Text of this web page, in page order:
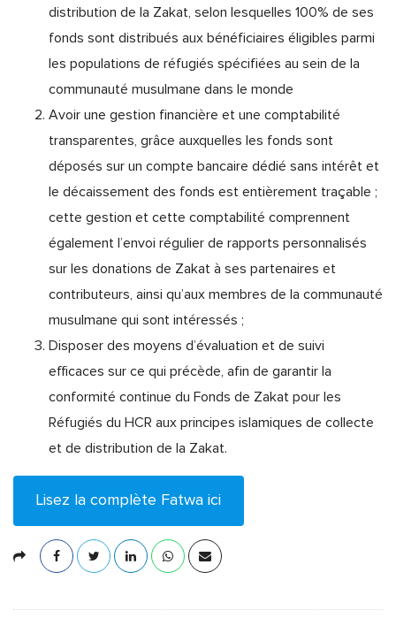
distribution de la Zakat, selon lesquelles 100% de ses
fonds sont distribués aux bénéficiaires éligibles parmi
les populations de réfugiés spécifiées au sein de la
communauté musulmane dans le monde
Avoir une gestion financière et une comptabilité
transparentes, grâce auxquelles les fonds sont
déposés sur un compte bancaire dédié sans intérêt et
le décaissement des fonds est entièrement traçable ;
cette gestion et cette comptabilité comprennent
également l’envoi régulier de rapports personnalisés
sur les donations de Zakat à ses partenaires et
contributeurs, ainsi qu’aux membres de la communauté
musulmane qui sont intéressés ;
Disposer des moyens d’évaluation et de suivi
efficaces sur ce qui précède, afin de garantir la
conformité continue du Fonds de Zakat pour les
Réfugiés du HCR aux principes islamiques de collecte
et de distribution de la Zakat.
Lisez la complète Fatwa ici